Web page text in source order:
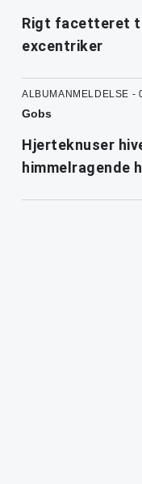
Rigt facetteret
excentriker
ALBUMANMELDELSE -
Gobs
Hjerteknuser
himmelragende